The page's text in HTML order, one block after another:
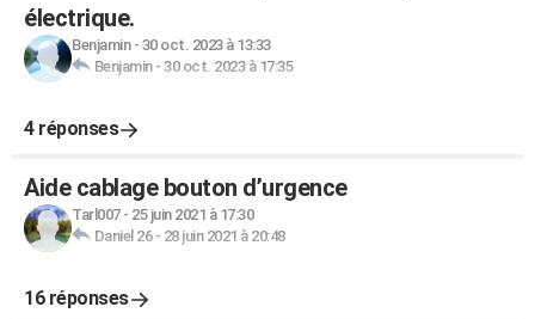
électrique.
Benjamin- 30 oct. 2023 à 13:33
Benjamin- 30 oct. 2023 à 17:35
4 réponses
Aide cablage bouton d’urgence
Tarl007- 25 juin 2021 à 17:30
Daniel 26- 28 juin 2021 à 20:48
16 réponses